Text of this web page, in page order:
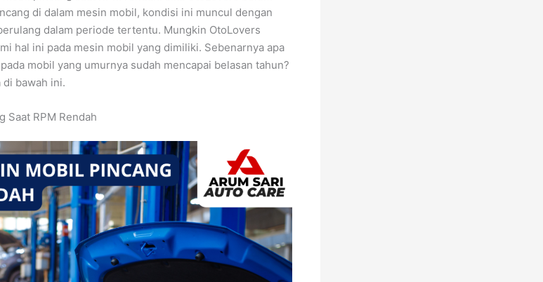
di dalam mesin mobil, kondisi ini muncul dengan
dalam periode tertentu. Mungkin OtoLovers
hal ini pada mesin mobil yang dimiliki. Sebenarnya apa
mobil yang umurnya sudah mencapai belasan tahun?
bawah ini.
Saat RPM Rendah